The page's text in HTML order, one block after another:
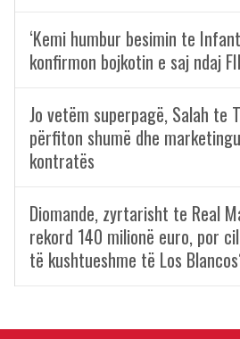
‘Kemi humbur besimin te
konfirmon bojkotin e saj ndaj
Jo vetëm superpagë, Salah te
përfiton shumë dhe
kontratës
Diomande, zyrtarisht te Real
rekord 140 milionë euro, por
të kushtueshme të Los